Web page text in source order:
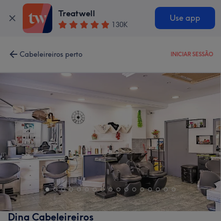
Treatwell
130K
Use app
Cabeleireiros perto INICIAR SESSÃO
Dina Cabeleireiros